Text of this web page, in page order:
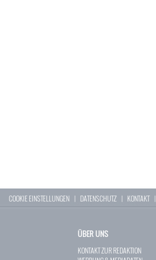
COOKIE EINSTELLUNGEN | DATENSCHUTZ | KONTAKT|
ÜBER UNS
KONTAKT ZUR REDAKTION